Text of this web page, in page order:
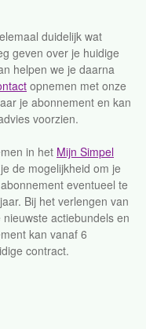
duidelijk wat
geven over je huidige
helpen we je daarna
opnemen met onze
je abonnement en kan
voorzien.
in het Mijn Simpel
de mogelijkheid om je
eventueel te
Bij het verlengen van
actiebundels en
kan vanaf 6
contract.